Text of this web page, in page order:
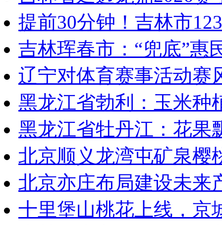
提前30分钟！吉林市
吉林珲春市：“兜底”惠
辽宁对体育赛事活动赛
黑龙江省勃利：玉米种
黑龙江省牡丹江：花果
北京顺义龙湾屯矿泉樱
北京亦庄布局建设未来
十里堡山桃花上线，京